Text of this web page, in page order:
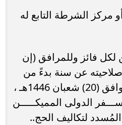
مركز الشرطة التابع له
فائز وللمرافق (إن
عن سنة بدءً من
تاريخ 19/2/2025م الموافق (20) شعبان 1446هـ ،
الدولى المميكـــــن
لتكاليف الحج..